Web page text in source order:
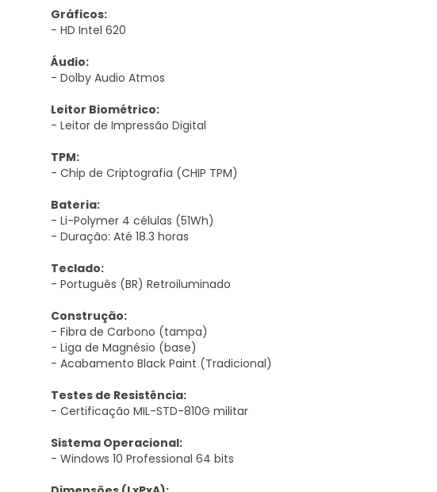
Gráficos:
- HD Intel 620
Áudio:
- Dolby Audio Atmos
Leitor Biométrico:
- Leitor de Impressão Digital
TPM:
- Chip de Criptografia (CHIP TPM)
Bateria:
- Li-Polymer 4 células (51Wh)
- Duração: Até 18.3 horas
Teclado:
- Português (BR) Retroiluminado
Construção:
- Fibra de Carbono (tampa)
- Liga de Magnésio (base)
- Acabamento Black Paint (Tradicional)
Testes de Resistência:
- Certificação MIL-STD-810G militar
Sistema Operacional:
- Windows 10 Professional 64 bits